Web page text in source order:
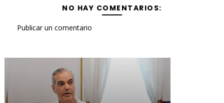
NO HAY COMENTARIOS:
Publicar un comentario